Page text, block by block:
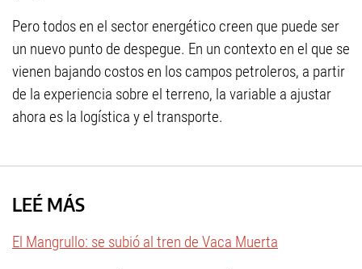
Pero todos en el sector energético creen que puede ser
un nuevo punto de despegue. En un contexto en el que se
vienen bajando costos en los campos petroleros, a partir
de la experiencia sobre el terreno, la variable a ajustar
ahora es la logística y el transporte.
LEÉ MÁS
El Mangrullo: se subió al tren de Vaca Muerta